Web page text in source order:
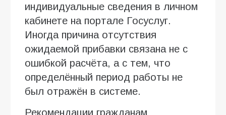
индивидуальные сведения в личном
кабинете на портале Госуслуг.
Иногда причина отсутствия
ожидаемой прибавки связана не с
ошибкой расчёта, а с тем, что
определённый период работы не
был отражён в системе.
Рекомендации гражданам